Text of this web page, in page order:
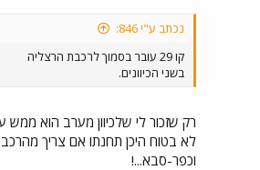
נכתב ע"י 846:
קו 29 עובר בסמוך לרכבת הרצליה
בשני הכיוונים.
רק שזכור לי שלכיוון מערב הוא
לא בטוח היכן תחנתו אם צריך
וכפר-סבא...!